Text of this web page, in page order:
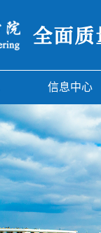
信息中心